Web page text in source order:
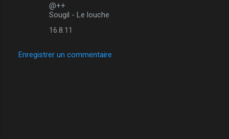
@++
Sougil - Le louche
16.8.11
Enregistrer un commentaire